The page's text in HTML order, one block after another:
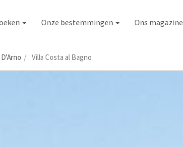
Onze bestemmingen Ons magazine
Villa Costa al Bagno